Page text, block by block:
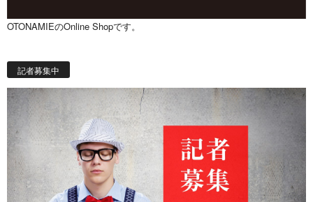
OTONAMIEのOnline Shopです。
記者募集中